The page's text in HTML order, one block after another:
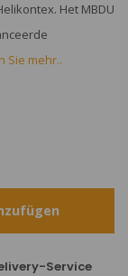
Het MBDU
Sie mehr..
Service